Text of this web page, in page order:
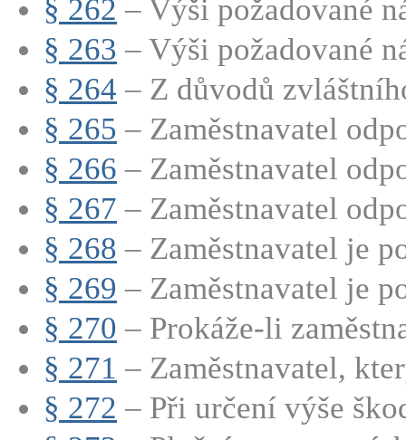
§ 262 – Výši požadované
§ 263 – Výši požadované
§ 264 – Z důvodů
§ 265 – Zaměstnavatel
§ 266 – Zaměstnavatel
§ 267 – Zaměstnavatel
§ 268 – Zaměstnavatel je
§ 269 – Zaměstnavatel je
§ 270 – Prokáže-li
§ 271 – Zaměstnavatel,
§ 272 – Při určení výše